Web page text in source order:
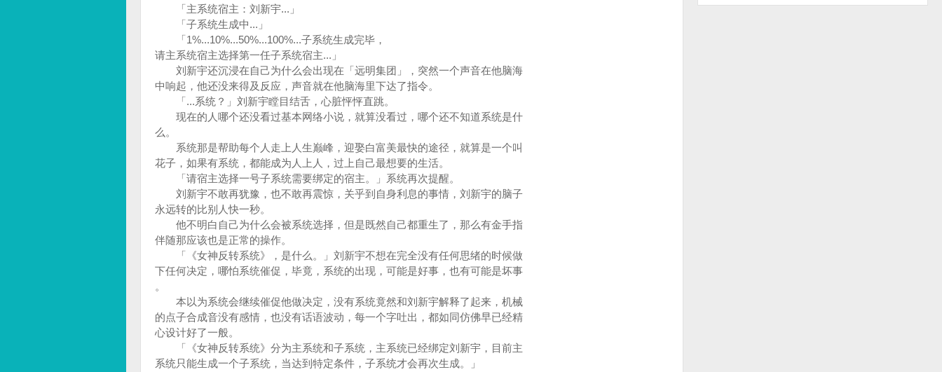
「主系统宿主：刘新宇...」
「子系统生成中...」
「1%...10%...50%...100%...子系统生成完毕，
请主系统宿主选择第一任子系统宿主...」
刘新宇还沉浸在自己为什么会出现在「远明集团」，突然一个声音在他脑海
中响起，他还没来得及反应，声音就在他脑海里下达了指令。
「...系统？」刘新宇瞠目结舌，心脏怦怦直跳。
现在的人哪个还没看过基本网络小说，就算没看过，哪个还不知道系统是什
么。
系统那是帮助每个人走上人生巅峰，迎娶白富美最快的途径，就算是一个叫
花子，如果有系统，都能成为人上人，过上自己最想要的生活。
「请宿主选择一号子系统需要绑定的宿主。」系统再次提醒。
刘新宇不敢再犹豫，也不敢再震惊，关乎到自身利息的事情，刘新宇的脑子
永远转的比别人快一秒。
他不明白自己为什么会被系统选择，但是既然自己都重生了，那么有金手指
伴随那应该也是正常的操作。
「《女神反转系统》，是什么。」刘新宇不想在完全没有任何思绪的时候做
下任何决定，哪怕系统催促，毕竟，系统的出现，可能是好事，也有可能是坏事
。
本以为系统会继续催促他做决定，没有系统竟然和刘新宇解释了起来，机械
的点子合成音没有感情，也没有话语波动，每一个字吐出，都如同仿佛早已经精
心设计好了一般。
「《女神反转系统》分为主系统和子系统，主系统已经绑定刘新宇，目前主
系统只能生成一个子系统，当达到特定条件，子系统才会再次生成。」